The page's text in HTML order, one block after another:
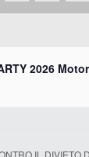
2026